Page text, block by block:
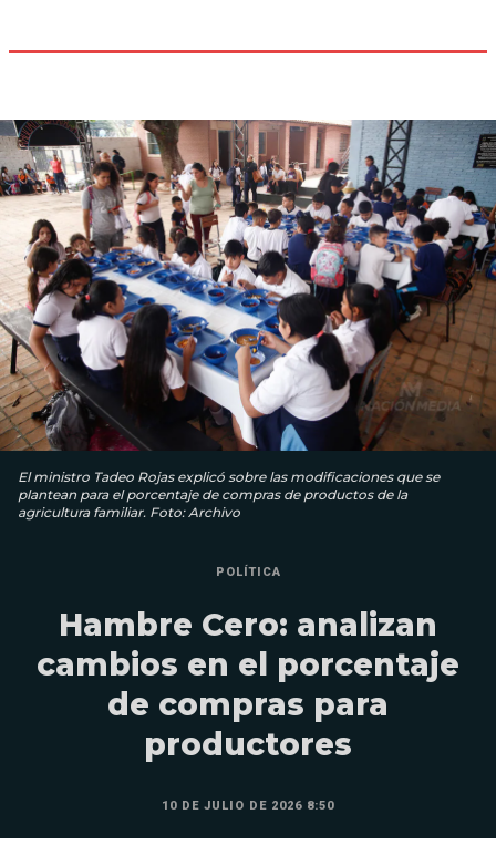
El ministro Tadeo Rojas explicó sobre las modificaciones que se
plantean para el porcentaje de compras de productos de la
agricultura familiar. Foto: Archivo
POLÍTICA
Hambre Cero: analizan
cambios en el porcentaje
de compras para
productores
10 DE JULIO DE 2026 8:50